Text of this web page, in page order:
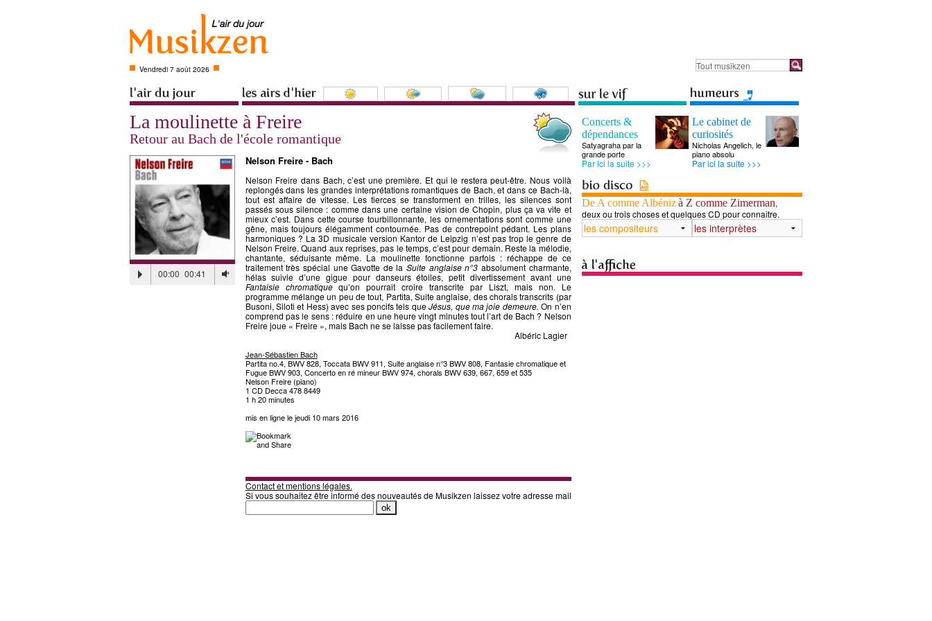
Vendredi 7 août 2026
La moulinette à Freire
Retour au Bach de l'école romantique
00:00 00:41
Nelson Freire - Bach
Nelson Freire dans Bach, c’est une première. Et qui le restera peut-être. Nous voilà
replongés dans les grandes interprétations romantiques de Bach, et dans ce Bach-là,
tout est affaire de vitesse. Les tierces se transforment en trilles, les silences sont
passés sous silence : comme dans une certaine vision de Chopin, plus ça va vite et
mieux c’est. Dans cette course tourbillonnante, les ornementations sont comme une
gêne, mais toujours élégamment contournée. Pas de contrepoint pédant. Les plans
harmoniques ? La 3D musicale version Kantor de Leipzig n’est pas trop le genre de
Nelson Freire. Quand aux reprises, pas le temps, c’est pour demain. Reste la mélodie,
chantante, séduisante même. La moulinette fonctionne parfois : réchappe de ce
traitement très spécial une Gavotte de la Suite anglaise n°3 absolument charmante,
hélas suivie d’une gigue pour danseurs étoiles, petit divertissement avant une
Fantaisie chromatiquequ’on pourrait croire transcrite par Liszt, mais non. Le
programme mélange un peu de tout, Partita, Suite anglaise, des chorals transcrits (par
Busoni, Siloti et Hess) avec ses poncifs tels queJésus, que ma joie demeure. On n’en
comprend pas le sens : réduire en une heure vingt minutes tout l’art de Bach ? Nelson
Freire joue « Freire », mais Bach ne se laisse pas facilement faire.
Albéric Lagier
Jean-Sébastien Bach
Partita no.4, BWV 828, Toccata BWV 911, Suite anglaise n°3 BWV 808, Fantasie chromatique et
Fugue BWV 903, Concerto en ré mineur BWV 974, chorals BWV 639, 667, 659 et 535
Nelson Freire (piano)
1 CD Decca 478 8449
1 h 20 minutes
mis en ligne le jeudi 10 mars 2016
Contact et mentions légales.
Si vous souhaitez être informé des nouveautés de Musikzen laissez votre adresse mail
Concerts &
dépendances
Satyagraha par la
grande porte
Par ici la suite >>>
Le cabinet de
curiosités
Nicholas Angelich, le
piano absolu
Par ici la suite >>>
De A comme Albénizà Z comme Zimerman,
deux ou trois choses et quelques CD pour connaître.